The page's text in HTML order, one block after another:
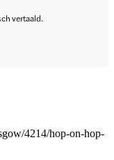
vertaald.
4214/hop-on-hop-